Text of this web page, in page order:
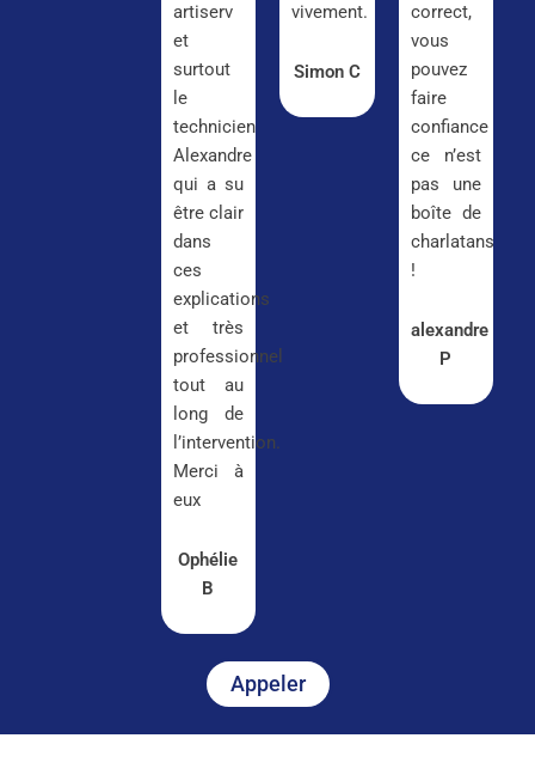
artiserv
et
surtout
le
technicien
Alexandre
qui a su
être clair
dans
ces
explications
et très
professionnel
tout au
long de
l’intervention.
Merci à
eux
Ophélie
B
vivement.
Simon C
correct,
vous
pouvez
faire
confiance
ce n’est
pas une
boîte de
charlatans
!
alexandre
P
Appeler